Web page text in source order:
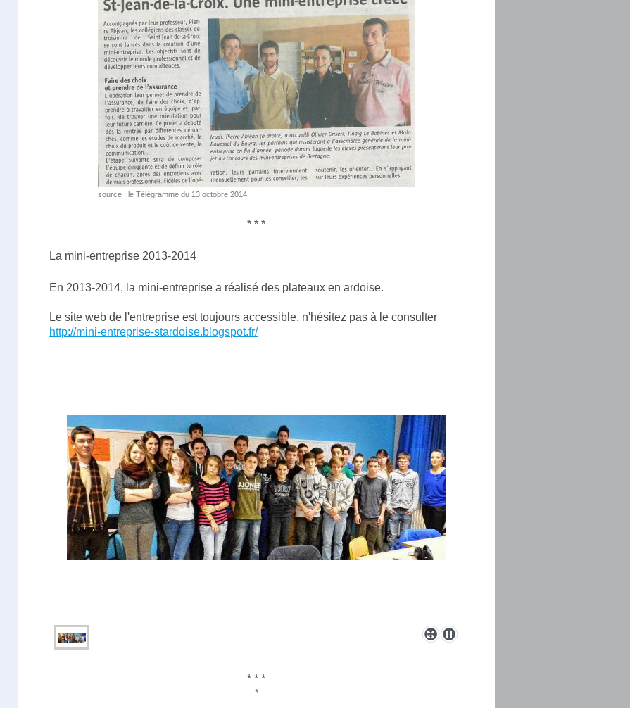
source : le Télégramme du 13 octobre 2014
* * *
La mini-entreprise 2013-2014
En 2013-2014, la mini-entreprise a réalisé des plateaux en ardoise.
Le site web de l'entreprise est toujours accessible, n'hésitez pas à le consulter
http://mini-entreprise-stardoise.blogspot.fr/
* * *
*